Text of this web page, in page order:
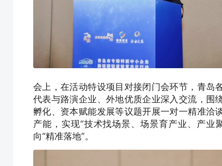
会上，在活动特设项目对接闭门会环节，青岛
代表与路演企业、外地优质企业深入交流，围
孵化、资本赋能发展等议题开展一对一精准洽
产能，实现“技术找场景、场景育产业、产业
向“精准落地”。